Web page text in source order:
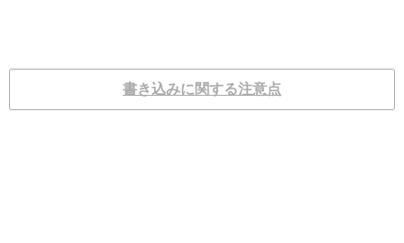
書き込みに関する注意点